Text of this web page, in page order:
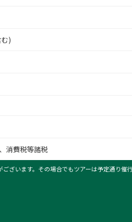
)
消費税等諸税
います。その場合でもツアーは予定通り催行